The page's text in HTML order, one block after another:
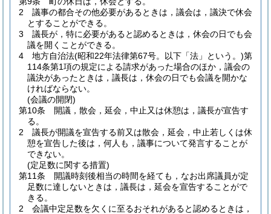
2
議事の都合その他必要があるときは，議会は，議決で休会
とすることができる。
3
議長が，特に必要があると認めるときは，休会の日でも会
議を開くことができる。
4
地方自治法(昭和22年法律第67号。以下「法」という。)第
114条第1項の規定による請求があった場合のほか，議会の
議決があったときは，議長は，休会の日でも会議を開かな
ければならない。
(会議の開閉)
第10条
開議，散会，延会，中止又は休憩は，議長が宣告す
る。
2
議長が開議を宣告する前又は散会，延会，中止若しくは休
憩を宣告した後は，何人も，議事について発言することが
できない。
(定足数に関する措置)
第11条
開議時刻後相当の時間を経ても，なお出席議員が定
足数に達しないときは，議長は，延会を宣告することがで
きる。
2
会議中定足数を欠くに至るおそれがあると認めるときは，